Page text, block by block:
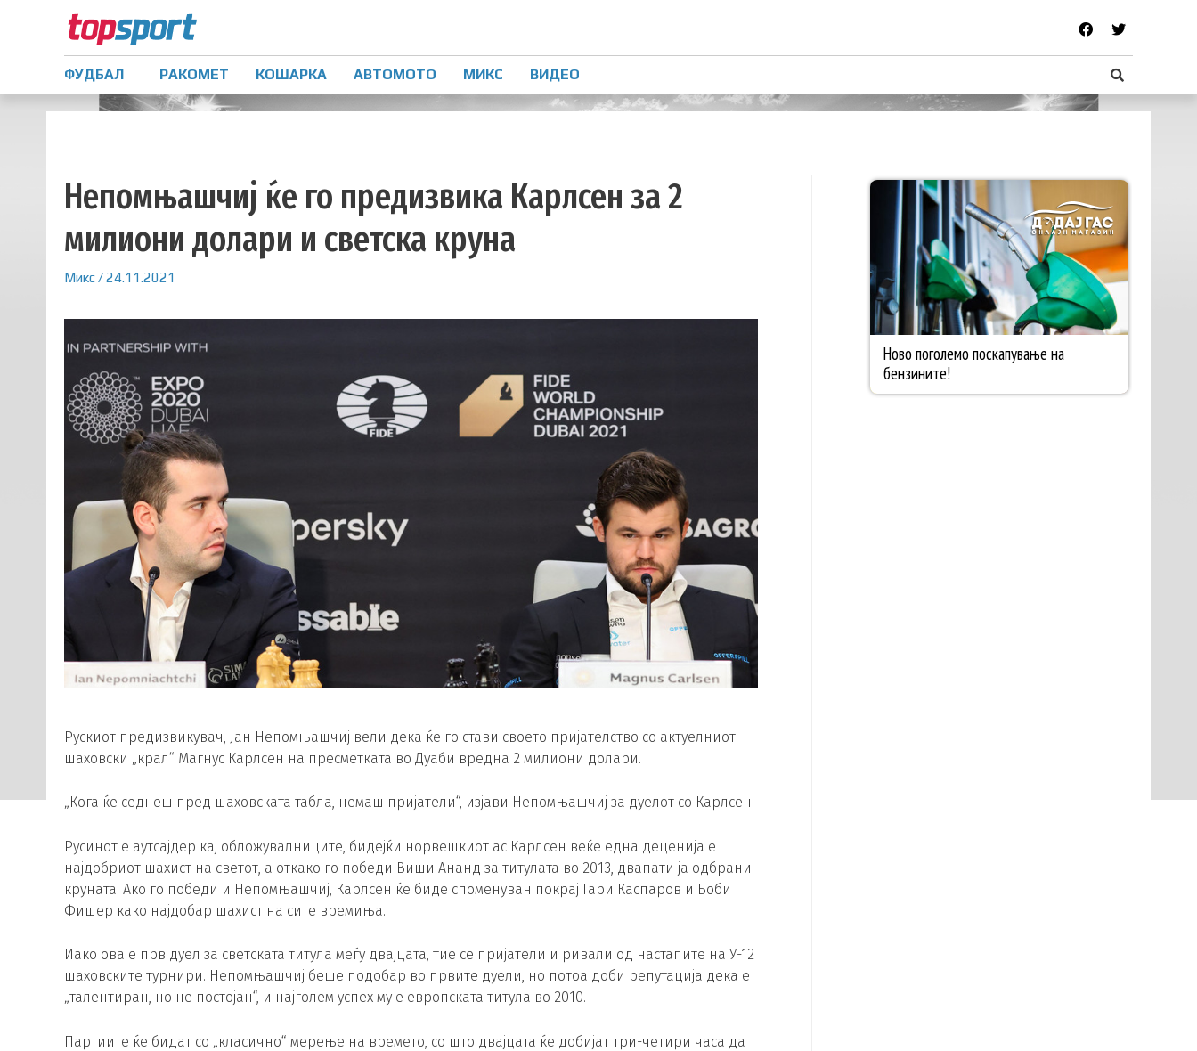
ФУДБАЛ РАКОМЕТ КОШАРКА АВТОМОТО МИКС ВИДЕО
Непомњашчиј ќе го предизвика Карлсен за 2
милиони долари и светска круна
Микс/24.11.2021
Рускиот предизвикувач, Јан Непомњашчиј вели дека ќе го стави своето пријателство со актуелниот
шаховски „крал“ Магнус Карлсен на пресметката во Дуаби вредна 2 милиони долари.
„Кога ќе седнеш пред шаховската табла, немаш пријатели“, изјави Непомњашчиј за дуелот со Карлсен.
Русинот е аутсајдер кај обложувалниците, бидејќи норвешкиот ас Карлсен веќе една деценија е
најдобриот шахист на светот, а откако го победи Виши Ананд за титулата во 2013, двапати ја одбрани
круната. Ако го победи и Непомњашчиј, Карлсен ќе биде споменуван покрај Гари Каспаров и Боби
Фишер како најдобар шахист на сите времиња.
Иако ова е прв дуел за светската титула меѓу двајцата, тие се пријатели и ривали од настапите на У-12
шаховските турнири. Непомњашчиј беше подобар во првите дуели, но потоа доби репутација дека е
„талентиран, но не постојан“, и најголем успех му е европската титула во 2010.
Партиите ќе бидат со „класично“ мерење на времето, со што двајцата ќе добијат три-четири часа да